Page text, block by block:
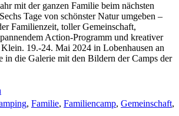
mit der ganzen Familie beim nächsten
Tage von schönster Natur umgeben –
Familienzeit, toller Gemeinschaft,
Action-Programm und kreativer
19.-24. Mai 2024 in Lobenhausen an
in die Galerie mit den Bildern der Camps der
, Familie, Familiencamp, Gemeinschaft,